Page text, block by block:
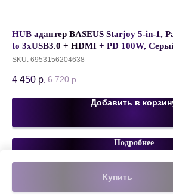
Купить
HUB адаптер BASEUS Starjoy 5-in-1,
to 3xUSB3.0 + HDMI + PD 100W,
SKU: 6953156204638
4 450 р. 6 720 р.
Добавить в
Подробнее